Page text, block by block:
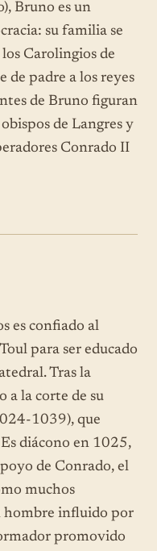
Bruno es un
su familia se
Carolingios de
de padre a los reyes
de Bruno figuran
de Langres y
Conrado II
es confiado al
para ser educado
Tras la
a la corte de su
1039), que
diácono en 1025,
de Conrado, el
muchos
hombre influido por
promovido